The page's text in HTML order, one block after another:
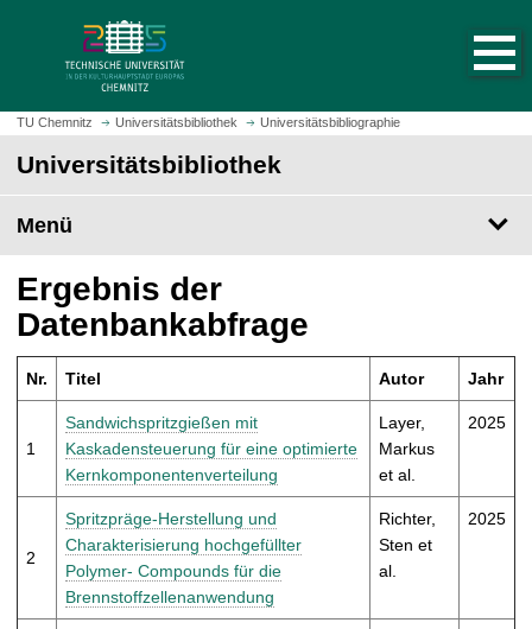
z
m
t
e
i
t
u
f
u
f
n
TU Chemnitz Universitätsbibliothek Universitätsbibliographie
Universitätsbibliothek
Menü
Ergebnis der
Datenbankabfrage
Nr. Titel Autor Jahr
1
Sandwichspritzgießen mit
Kaskadensteuerung für eine optimierte
Kernkomponentenverteilung
Layer,
Markus
et al.
2025
2
Spritzpräge-Herstellung und
Charakterisierung hochgefüllter
Polymer- Compounds für die
Brennstoffzellenanwendung
Richter,
Sten et
al.
2025